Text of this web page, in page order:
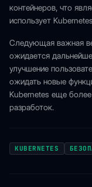
контейнеров, что
использует
Следующая важная
ожидается
улучшение
ожидать новые
Kubernetes еще
разработок.
KUBERNETES